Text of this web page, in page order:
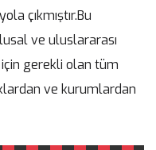
çıkmıştır.Bu
ve uluslararası
için gerekli olan tüm
ve kurumlardan